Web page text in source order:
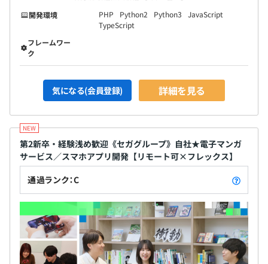
開発環境
PHP Python2 Python3
JavaScript
TypeScript
フレームワー
ク
気になる(会員登録) 詳細を見る
第2新卒・経験浅め歓迎《セガグループ》自社★電子マンガ
サービス／スマホアプリ開発【リモート可×フレックス】
通過ランク：C